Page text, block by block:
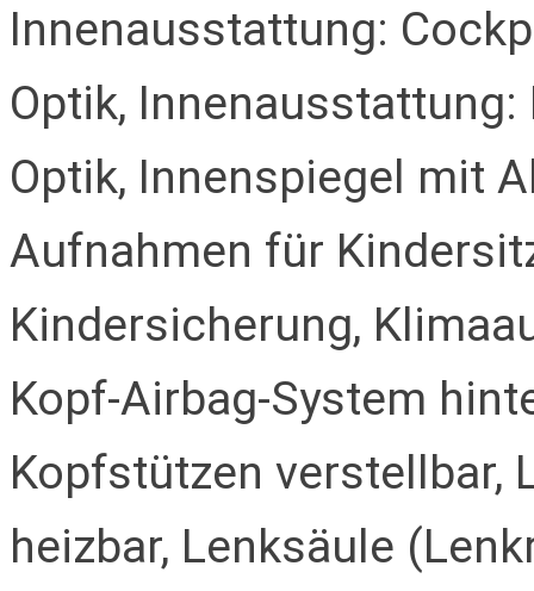
Innenausstattung:
Optik,
Optik, Innenspiegel mit
Aufnahmen für
Kindersicherung,
Kopf-Airbag-System
Kopfstützen verstellbar,
heizbar, Lenksäule